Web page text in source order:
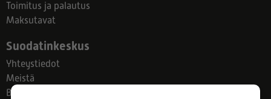
Toimitus ja palautus
Maksutavat
Suodatinkeskus
Yhteystiedot
Meistä
Blogi